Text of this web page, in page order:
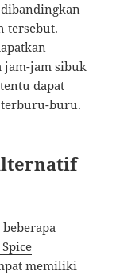
tersebut.
jam-jam sibuk
dapat
terburu-buru.
memiliki